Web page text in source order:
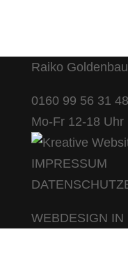
Raiko
0160 99 56 31 48
Mo-Fr 12-18 Uhr
IMPRESSUM
WEBDESIGN IN